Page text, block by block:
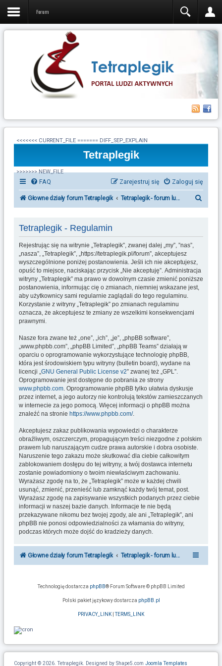
Forum
Ciekawostki
Forum
<<<<<<< CURRENT_FILE ======= DIFF_SEP_EXPLAIN
Tetraplegik
>>>>>>> NEW_FILE
FAQ Zaloguj się
Zarejestruj się
Głowne działy forum Tetraplegik Tetraplegik - forum ludzi po urazie
k
Tetraplegik - Regulamin
Rejestrując się na witrynie „Tetraplegik”, zwanej dalej „my”, ”nas”,
„nasza”, „Tetraplegik”, „https://tetraplegik.pl/forum”, akceptujesz
wyszczególnione poniżej postanowienia. Jeśli ich nie akceptujesz,
opuść to miejsce, naciskając przycisk „Nie akceptuję”. Administracja
witryny „Tetraplegik” ma prawo w dowolnym czasie zmienić poniższe
postanowienia, informując cię o zmianach, niemniej wskazane jest,
aby użytkownicy sami regularnie zaglądali do tego regulaminu.
Korzystanie z witryny „Tetraplegik” po zmianach regulaminu
oznacza, że akceptujesz te zmiany ze wszelkimi konsekwencjami
prawnymi.
Nasze fora zwane też „one”, „ich”, „je”, „phpBB software”,
„www.phpbb.com”, „phpBB Limited”, „phpBB Teams” działają w
oparciu o oprogramowanie wykorzystujące technologię phpBB,
która jest środowiskiem typu witryny (bulletin board), wydane na
licencji „GNU General Public License v2” zwanej też „GPL”.
Oprogramowanie jest dostępne do pobrania ze strony
www.phpbb.com. Oprogramowanie phpBB tylko ułatwia dyskusje
przez internet, a jego autorzy nie kontrolują tekstów zamieszczanych
w internecie za jego pomocą. Więcej informacji o phpBB można
znaleźć na stronie https://www.phpbb.com/.
Akceptujesz zakaz publikowania wypowiedzi o charakterze
obraźliwym, oszczerczym, propagującym treści niezgodne z polskim
prawem lub naruszającym cudze prawa autorskie i dobra osobiste.
Naruszenie tego zakazu może skutkować dla ciebie całkowitym
zablokowaniem dostępu do tej witryny, a twój dostawca internetu
zostanie powiadomiony o twoim niewłaściwym zachowaniu.
Wyrażasz zgodę na to, że „Tetraplegik” może w każdej chwili
usunąć, zmienić, przenieść lub zamknąć każdy twój temat, post.
Wyrażasz zgodę na zapisywanie wszystkich podanych przez ciebie
informacji w naszej bazie danych. Informacje te nie będą
przekazywane nikomu bez twojej zgody, ale ani „Tetraplegik”, ani
phpBB nie ponosi odpowiedzialności za włamania do witryny,
podczas których może dojść do kradzieży danych.
Głowne działy forum Tetraplegik Tetraplegik - forum ludzi po urazie
Technologię dostarcza phpBB® Forum Software © phpBB Limited
Polski pakiet językowy dostarcza phpBB.pl
PRIVACY_LINK |TERMS_LINK
Copyright © 2026. Tetraplegik. Designed by Shape5.com Joomla Templates